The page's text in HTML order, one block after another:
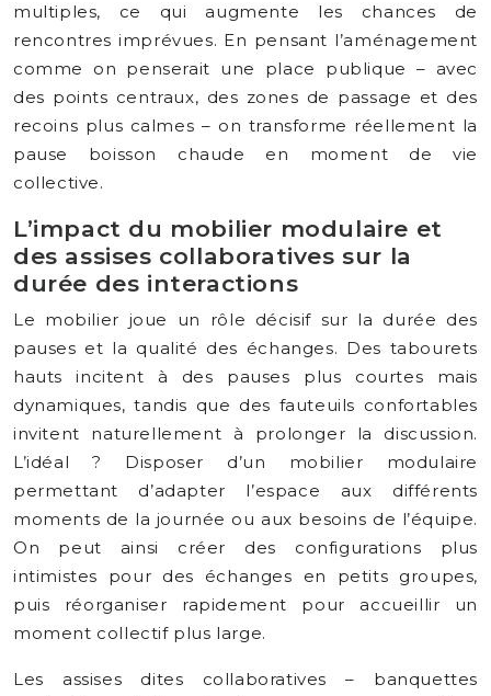
multiples, ce qui augmente les chances de
rencontres imprévues. En pensant l’aménagement
comme on penserait une place publique – avec
des points centraux, des zones de passage et des
recoins plus calmes – on transforme réellement la
pause boisson chaude en moment de vie
collective.
L’impact du mobilier modulaire et
des assises collaboratives sur la
durée des interactions
Le mobilier joue un rôle décisif sur la durée des
pauses et la qualité des échanges. Des tabourets
hauts incitent à des pauses plus courtes mais
dynamiques, tandis que des fauteuils confortables
invitent naturellement à prolonger la discussion.
L’idéal ? Disposer d’un mobilier modulaire
permettant d’adapter l’espace aux différents
moments de la journée ou aux besoins de l’équipe.
On peut ainsi créer des configurations plus
intimistes pour des échanges en petits groupes,
puis réorganiser rapidement pour accueillir un
moment collectif plus large.
Les assises dites collaboratives – banquettes